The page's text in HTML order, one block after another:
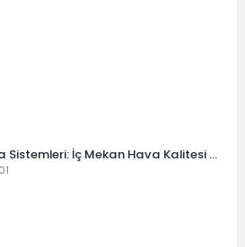
Sistemleri: İç Mekan Hava Kalitesi ve
Rehberi (2025)